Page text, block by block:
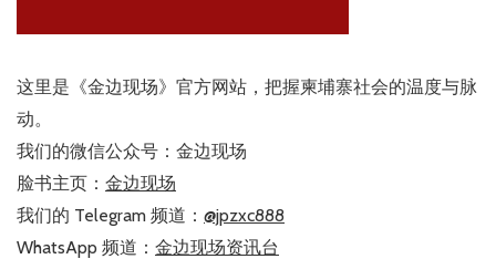
这里是《金边现场》官方网站，把握柬埔寨社会的温度与脉
动。
我们的微信公众号：金边现场
脸书主页： 金边现场
我们的 Telegram 频道： @jpzxc888
WhatsApp 频道： 金边现场资讯台